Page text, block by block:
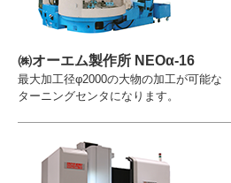
㈱オーエム製作所 NEOα-16
最大加工径φ2000の大物の加工が可能な
ターニングセンタになります。